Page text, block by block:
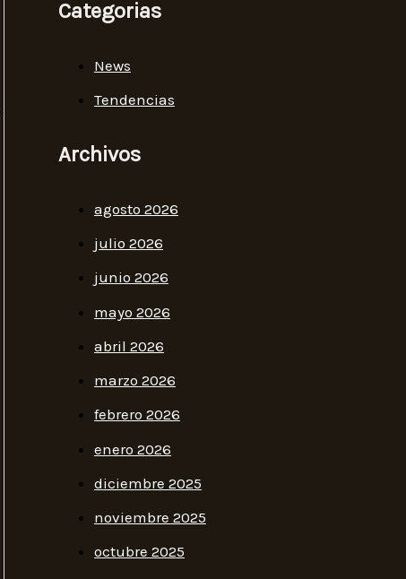
Categorias
News
Tendencias
Archivos
agosto 2026
julio 2026
junio 2026
mayo 2026
abril 2026
marzo 2026
febrero 2026
enero 2026
diciembre 2025
noviembre 2025
octubre 2025